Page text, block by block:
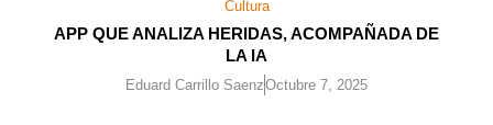
Cultura
APP QUE ANALIZA HERIDAS, ACOMPAÑADA DE
LA IA
Eduard Carrillo SaenzOctubre 7, 2025